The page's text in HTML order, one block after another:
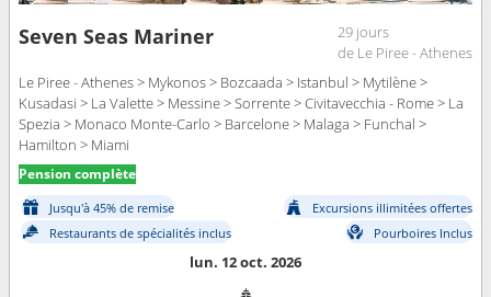
Seven Seas Mariner
29 jours
de Le Piree - Athenes
Le Piree - Athenes > Mykonos > Bozcaada > Istanbul > Mytilène >
Kusadasi > La Valette > Messine > Sorrente > Civitavecchia - Rome > La
Spezia > Monaco Monte-Carlo > Barcelone > Malaga > Funchal >
Hamilton > Miami
Pension complète
Jusqu'à 45% de remise
Excursions illimitées offertes
Restaurants de spécialités inclus
Pourboires Inclus
lun. 12 oct. 2026